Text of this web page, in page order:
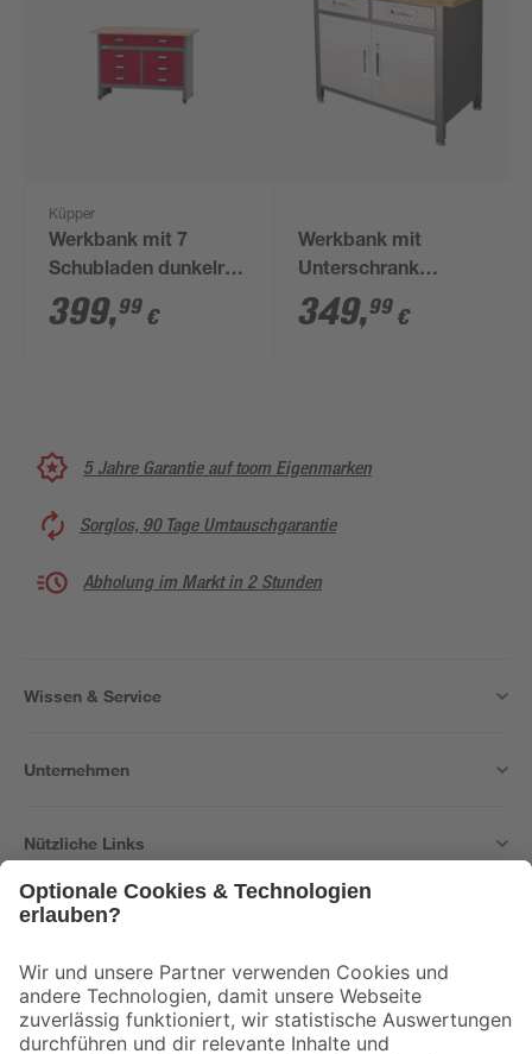
Küpper
Werkbank mit 7
Schubladen dunkelrot
120 x 84 x 60 cm
399,99 €
Werkbank mit
Unterschrank
'System-Profi' 122 x
95 x 61 cm
349,99 €
5 Jahre Garantie auf toom Eigenmarken
Sorglos, 90 Tage Umtauschgarantie
Abholung im Markt in 2 Stunden
Wissen & Service
Unternehmen
Nützliche Links
Der toom Newsletter: Keine Angebote und Aktionen mehr verpassen!
Zur Newsletter Anmeldung